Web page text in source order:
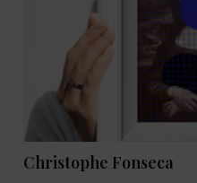
Christophe Fonseca